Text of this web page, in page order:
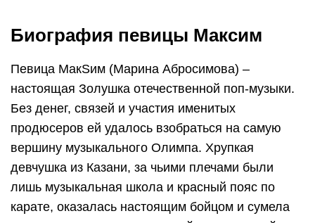
Биография певицы Максим
Певица МакSим (Марина Абросимова) –
настоящая Золушка отечественной поп-музыки.
Без денег, связей и участия именитых
продюсеров ей удалось взобраться на самую
вершину музыкального Олимпа. Хрупкая
девчушка из Казани, за чьими плечами были
лишь музыкальная школа и красный пояс по
карате, оказалась настоящим бойцом и сумела